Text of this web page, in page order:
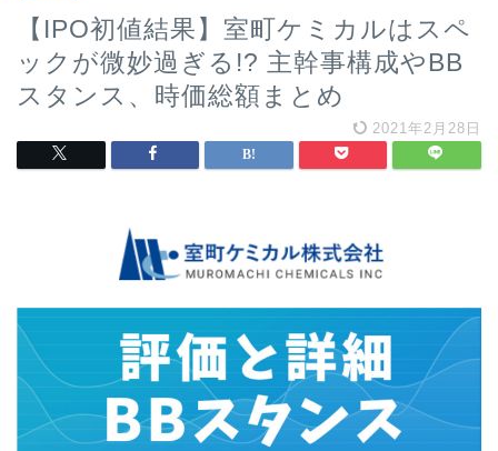
【IPO初値結果】室町ケミカルはスペ
ックが微妙過ぎる!? 主幹事構成やBB
スタンス、時価総額まとめ
2021年2月28日